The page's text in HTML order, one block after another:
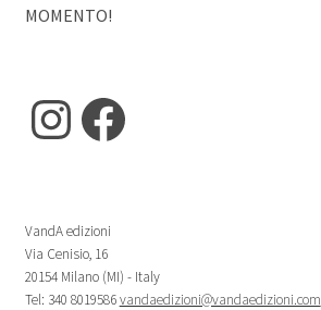
MOMENTO!
Instagram
Facebook
VandA edizioni
Via Cenisio, 16
20154 Milano (MI) - Italy
Tel: 340 8019586vandaedizioni@vandaedizioni.com